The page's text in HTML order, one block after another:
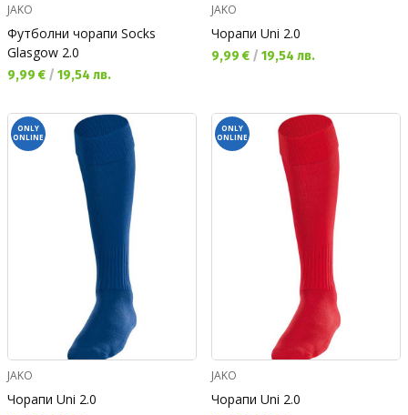
JAKO
Футболни чорапи Socks
Glasgow 2.0
Текуща цена:
9,99 € / 19,54 лв.
JAKO
Чорапи Uni 2.0
Текуща цена:
9,99 € / 19,54 лв.
ONLY
ONLINE
JAKO
Чорапи Uni 2.0
ONLY
ONLINE
JAKO
Чорапи Uni 2.0